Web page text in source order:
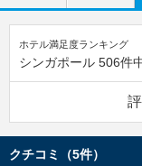
ホテル満足度ランキング
シンガポール 506件
クチコミ（5件）